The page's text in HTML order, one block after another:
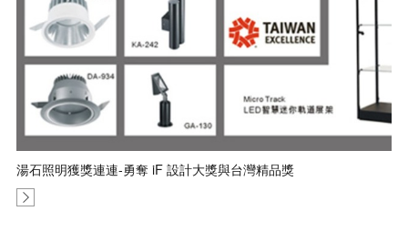
湯石照明獲獎連連-勇奪 iF 設計大獎與台灣精品獎